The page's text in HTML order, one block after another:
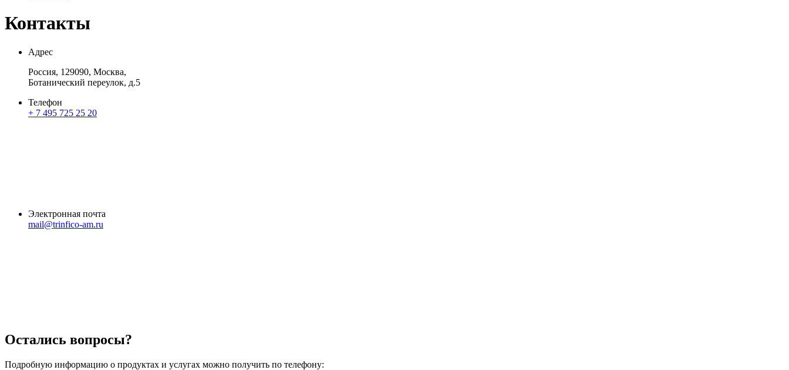
Контакты
Адрес
Россия, 129090, Москва,
Ботанический переулок, д.5
Телефон
+ 7 495 725 25 20
Электронная почта
mail@trinfico-am.ru
Остались вопросы?
Подробную информацию о продуктах и услугах можно получить по телефону: